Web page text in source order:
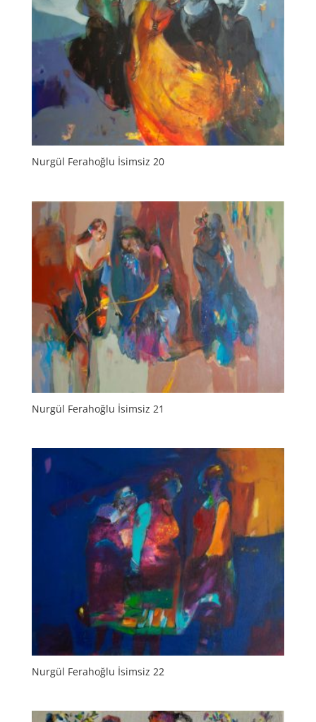
Nurgül Ferahoğlu İsimsiz 20
Nurgül Ferahoğlu İsimsiz 21
Nurgül Ferahoğlu İsimsiz 22